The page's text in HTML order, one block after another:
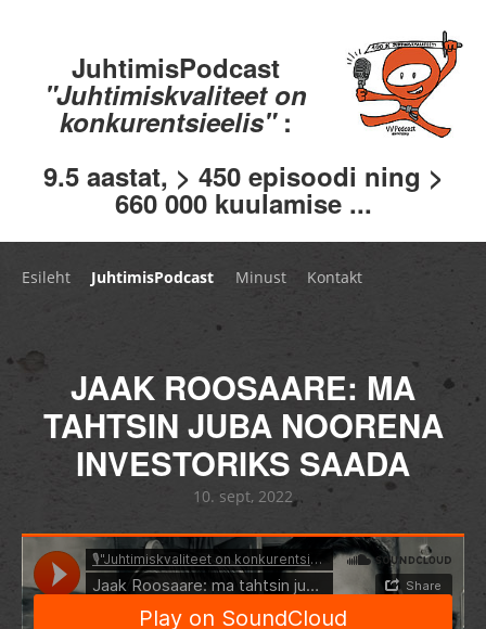
JuhtimisPodcast
"Juhtimiskvaliteet on
konkurentsieelis" :
9.5 aastat, > 450 episoodi ning >
660 000 kuulamise ...
Esileht JuhtimisPodcast Minust Kontakt
JAAK ROOSAARE: MA
TAHTSIN JUBA NOORENA
INVESTORIKS SAADA
10. sept, 2022